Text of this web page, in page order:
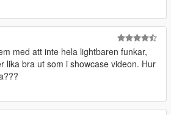
med att inte hela lightbaren funkar,
lika bra ut som i showcase videon. Hur